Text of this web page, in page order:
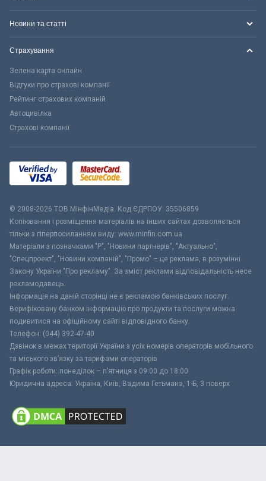
Новини та статті
Страхування
Зелена карта онлайн
Відгуки про страхові компанії
Рейтинг страхових компаній
Автоцивілка
Страхові компанії
© 2008-2026 ТОВ МiнфiнМедiа. Код ЄДРПОУ: 35506859
Копіювання і розміщення матеріалів на інших сайтах дозволяється
тільки з гіперпосиланням виду: www.minfin.com.ua
Матеріали з позначками "Р", "Новини партнерів", "Актуально",
"Спецпроект", "Новини компаній", "Промо" – це реклама, в розумінні
Закону України "Про рекламу". За зміст реклами відповідальність несе
рекламодавець.
Інформація на даній сторінці не є рекламою банківських послуг.
Верифіковану банком інформацію про продукти та послуги можна
подивитися на офіційному сайті відповідного банку.
Телефон: (044) 392-47-40
Дзвінок в межах території України з усіх номерів операторів мобільного
та міського зв’язку за тарифами операторів
Графік роботи: понеділок – п’ятниця з 09:00 до 18:00
Юридична адреса: Україна, Київ, Вадима Гетьмана, 1-Б, 3 поверх